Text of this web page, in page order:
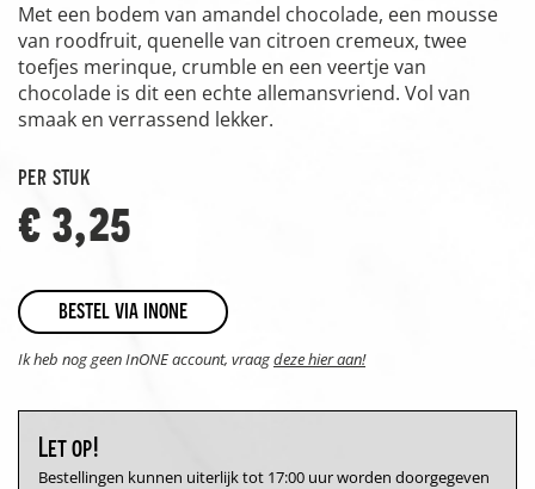
Met een bodem van amandel chocolade, een mousse
van roodfruit, quenelle van citroen cremeux, twee
toefjes merinque, crumble en een veertje van
chocolade is dit een echte allemansvriend. Vol van
smaak en verrassend lekker.
per stuk
€ 3,25
bestel via inone
Ik heb nog geen InONE account, vraagdeze hier aan!
Let op!
Bestellingen kunnen uiterlijk tot 17:00 uur worden doorgegeven